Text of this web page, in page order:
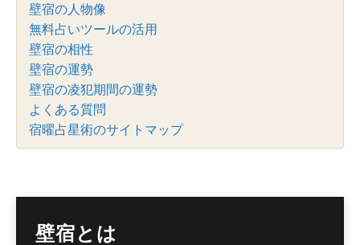
壁宿の人物像
無料占いツールの活用
壁宿の相性
壁宿の運勢
壁宿の凌犯期間の運勢
よくある質問
宿曜占星術のサイトマップ
壁宿とは